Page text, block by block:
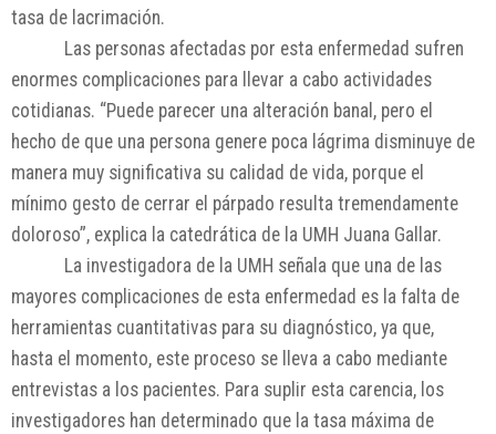
tasa de lacrimación.
Las personas afectadas por esta enfermedad sufren
enormes complicaciones para llevar a cabo actividades
cotidianas. “Puede parecer una alteración banal, pero el
hecho de que una persona genere poca lágrima disminuye de
manera muy significativa su calidad de vida, porque el
mínimo gesto de cerrar el párpado resulta tremendamente
doloroso”, explica la catedrática de la UMH Juana Gallar.
La investigadora de la UMH señala que una de las
mayores complicaciones de esta enfermedad es la falta de
herramientas cuantitativas para su diagnóstico, ya que,
hasta el momento, este proceso se lleva a cabo mediante
entrevistas a los pacientes. Para suplir esta carencia, los
investigadores han determinado que la tasa máxima de